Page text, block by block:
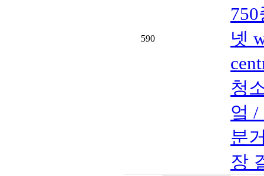
590
넷
청
엌 /
분
장